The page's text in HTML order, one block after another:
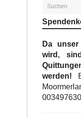
Da
wird,
werden!